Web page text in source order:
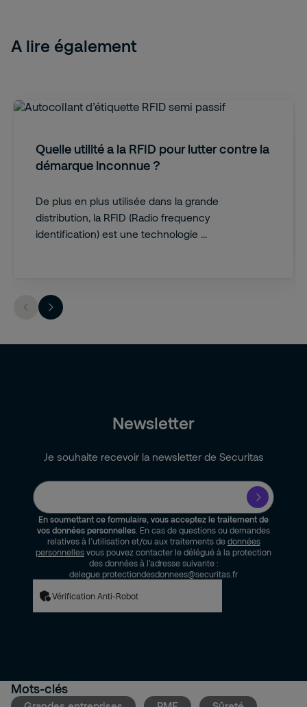
A lire également
Quelle utilité a la RFID pour lutter contre la
démarque inconnue ?
De plus en plus utilisée dans la grande
distribution, la RFID (Radio frequency
identification) est une technologie ...
Newsletter
Je souhaite recevoir la newsletter de Securitas
En soumettant ce formulaire, vous acceptez le traitement de
vos données personnelles . En cas de questions ou demandes
relatives à l’utilisation et/ou aux traitements de données
personnelles vous pouvez contacter le délégué à la protection
des données à l’adresse suivante :
delegue.protectiondesdonnees@securitas.fr
Vérification Anti-Robot
Mots-clés